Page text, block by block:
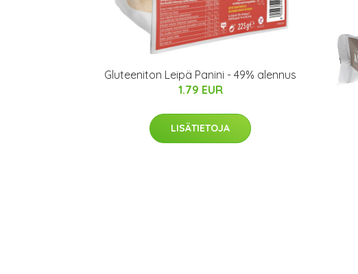
Gluteeniton Leipä Panini - 49% alennus
1.79 EUR
LISÄTIETOJA